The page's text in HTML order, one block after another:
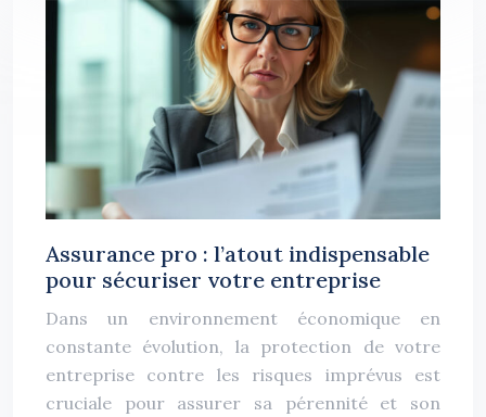
Assurance pro : l’atout indispensable
pour sécuriser votre entreprise
Dans un environnement économique en
constante évolution, la protection de votre
entreprise contre les risques imprévus est
cruciale pour assurer sa pérennité et son